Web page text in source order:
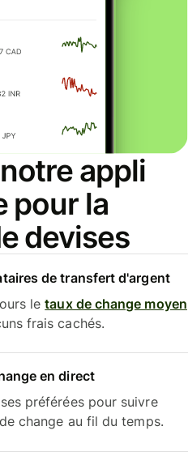
appli
pour la
devises
de transfert d'argent
letaux de change moyen
frais cachés.
en direct
préférées pour suivre
change au fil du temps.